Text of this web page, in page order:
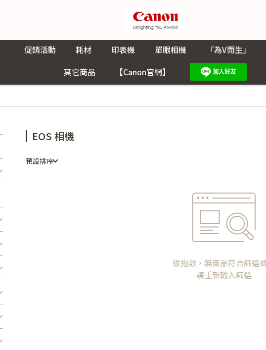
促銷活動 耗材 印表機 單眼相機
「為V而生」
其它商品
【Canon官網】
EOS 相機
預設排序
很抱歉，無商品符合篩選
請重新輸入篩選